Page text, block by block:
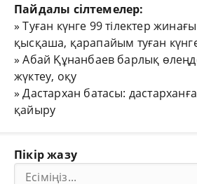
Пайдалы сілтемелер:
»Туған күнге 99 тілектер
қысқаша, қарапайым туған
»Абай Құнанбаев барлық
жүктеу, оқу
»Дастархан батасы:
қайыру
Пікір жазу